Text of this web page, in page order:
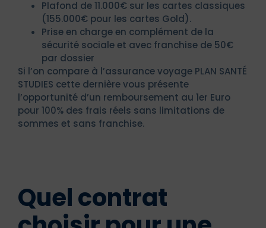
Plafond de 11.000€ sur les cartes classiques
(155.000€ pour les cartes Gold).
Prise en charge en complément de la
sécurité sociale et avec franchise de 50€
par dossier
Si l’on compare à l’assurance voyage PLAN SANTÉ
STUDIES cette dernière vous présente
l’opportunité d’un remboursement au 1er Euro
pour 100% des frais réels sans limitations de
sommes et sans franchise.
Quel contrat